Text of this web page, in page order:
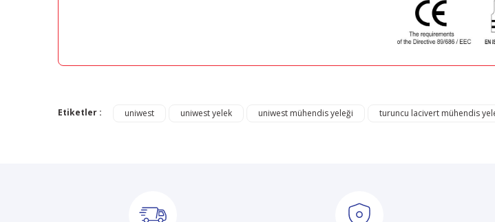
Bu ürüne ilk yorumu siz
Bu ürüne benzer farklı alternatifler olmalı.
Etiketler : uniwest uniwest yelek uniwest mühendis yeleği turuncu lacivert mühendis